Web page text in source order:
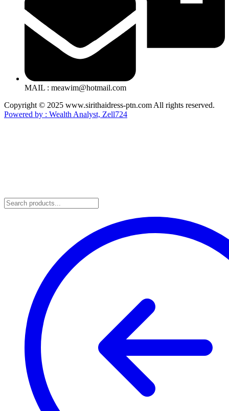
MAIL : meawim@hotmail.com
Copyright © 2025 www.sirithaidress-ptn.com All rights reserved.
Powered by : Wealth Analyst, Zell724